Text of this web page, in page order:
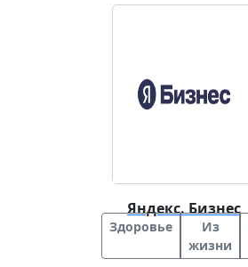
Яндекс. Бизнес
Здоровье
Из
жизни